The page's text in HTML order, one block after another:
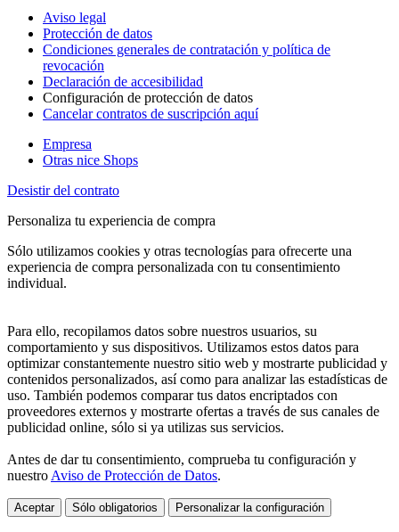
Aviso legal
Protección de datos
Condiciones generales de contratación y política de
revocación
Declaración de accesibilidad
Configuración de protección de datos
Cancelar contratos de suscripción aquí
Empresa
Otras nice Shops
Desistir del contrato
Personaliza tu experiencia de compra
Sólo utilizamos cookies y otras tecnologías para ofrecerte una
experiencia de compra personalizada con tu consentimiento
individual.
Para ello, recopilamos datos sobre nuestros usuarios, su
comportamiento y sus dispositivos. Utilizamos estos datos para
optimizar constantemente nuestro sitio web y mostrarte publicidad y
contenidos personalizados, así como para analizar las estadísticas de
uso. También podemos comparar tus datos encriptados con
proveedores externos y mostrarte ofertas a través de sus canales de
publicidad online, sólo si ya utilizas sus servicios.
Antes de dar tu consentimiento, comprueba tu configuración y
nuestroAviso de Protección de Datos.
Aceptar Sólo obligatorios Personalizar la configuración